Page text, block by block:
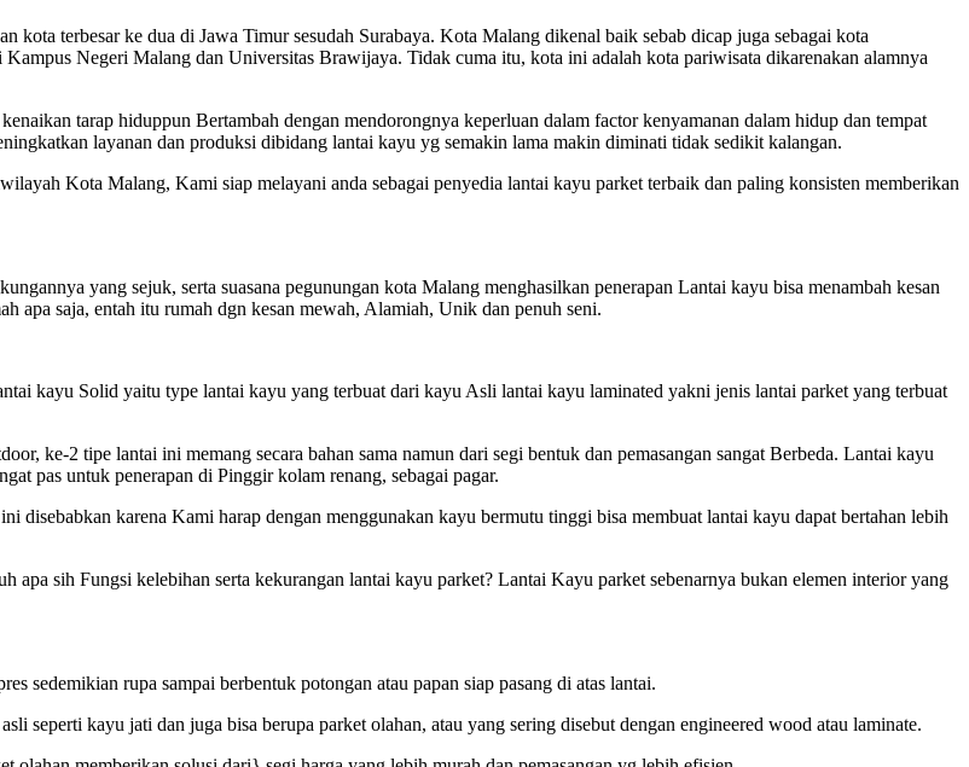
terbesar ke dua di Jawa Timur sesudah Surabaya. Kota Malang dikenal baik sebab dicap juga sebagai kota
Negeri Malang dan Universitas Brawijaya. Tidak cuma itu, kota ini adalah kota pariwisata dikarenakan alamnya
tarap hiduppun Bertambah dengan mendorongnya keperluan dalam factor kenyamanan dalam hidup dan tempat
layanan dan produksi dibidang lantai kayu yg semakin lama makin diminati tidak sedikit kalangan.
Kota Malang, Kami siap melayani anda sebagai penyedia lantai kayu parket terbaik dan paling konsisten memberikan
yang sejuk, serta suasana pegunungan kota Malang menghasilkan penerapan Lantai kayu bisa menambah kesan
apa saja, entah itu rumah dgn kesan mewah, Alamiah, Unik dan penuh seni.
kayu Solid yaitu type lantai kayu yang terbuat dari kayu Asli lantai kayu laminated yakni jenis lantai parket yang terbuat
ke-2 tipe lantai ini memang secara bahan sama namun dari segi bentuk dan pemasangan sangat Berbeda. Lantai kayu
pas untuk penerapan di Pinggir kolam renang, sebagai pagar.
karena Kami harap dengan menggunakan kayu bermutu tinggi bisa membuat lantai kayu dapat bertahan lebih
apa sih Fungsi kelebihan serta kekurangan lantai kayu parket? Lantai Kayu parket sebenarnya bukan elemen interior yang
rupa sampai berbentuk potongan atau papan siap pasang di atas lantai.
seperti kayu jati dan juga bisa berupa parket olahan, atau yang sering disebut dengan engineered wood atau laminate.